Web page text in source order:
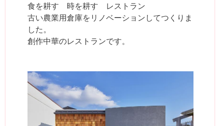
食を耕す 時を耕す レストラン
古い農業用倉庫をリノベーションしてつくりま
した。
創作中華のレストランです。